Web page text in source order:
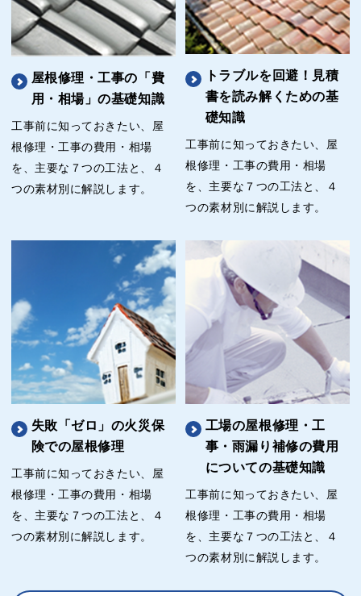
屋根修理・工事の「費
用・相場」の基礎知識
工事前に知っておきたい、屋
根修理・工事の費用・相場
を、主要な７つの工法と、４
つの素材別に解説します。
トラブルを回避！見積
書を読み解くための基
礎知識
工事前に知っておきたい、屋
根修理・工事の費用・相場
を、主要な７つの工法と、４
つの素材別に解説します。
失敗「ゼロ」の火災保
険での屋根修理
工事前に知っておきたい、屋
根修理・工事の費用・相場
を、主要な７つの工法と、４
つの素材別に解説します。
工場の屋根修理・工
事・雨漏り補修の費用
についての基礎知識
工事前に知っておきたい、屋
根修理・工事の費用・相場
を、主要な７つの工法と、４
つの素材別に解説します。